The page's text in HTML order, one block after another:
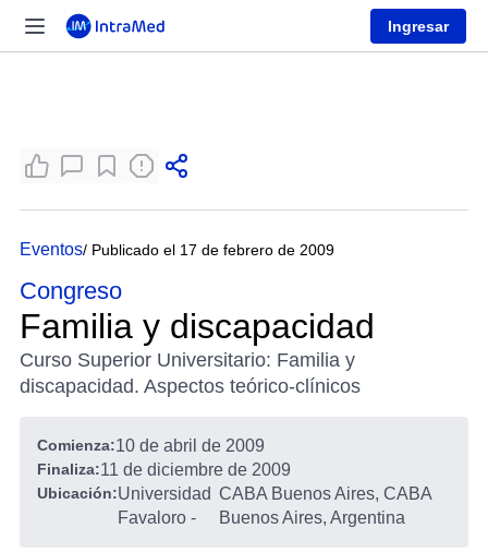
Ingresar
Eventos/ Publicado el 17 de febrero de 2009
Congreso
Familia y discapacidad
Curso Superior Universitario: Familia y
discapacidad. Aspectos teórico-clínicos
Comienza:10 de abril de 2009
Finaliza:11 de diciembre de 2009
Ubicación:Universidad
Favaloro -
CABA Buenos Aires, CABA
Buenos Aires, Argentina